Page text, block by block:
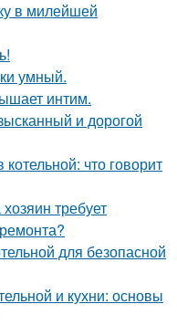
в милейшей
умный.
интим.
и дорогой
что говорит
требует
для безопасной
и кухни: основы